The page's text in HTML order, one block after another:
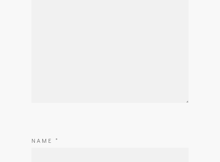
NAME *